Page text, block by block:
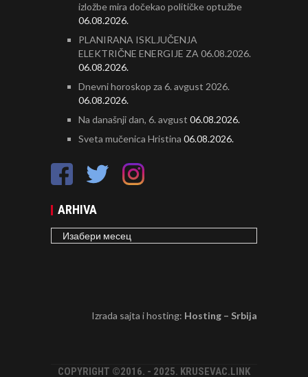
izložbe mira dočekao političke optužbe
06.08.2026.
PLANIRANA ISKLJUČENJA
ELEKTRIČNE ENERGIJE ZA 06.08.2026.
06.08.2026.
Dnevni horoskop za 6. avgust 2026.
06.08.2026.
Na današnji dan, 6. avgust 06.08.2026.
Sveta mučenica Hristina 06.08.2026.
ARHIVA
ARHIVA
Izrada sajta i hosting: Hosting – Srbija
COPYRIGHT ©2016. - 2025. KRUSEVAC.LINK